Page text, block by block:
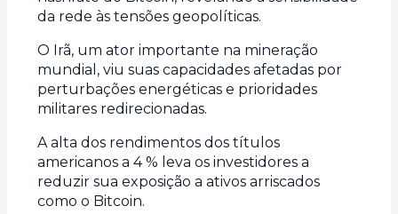
da rede às tensões geopolíticas.
O Irã, um ator importante na mineração
mundial, viu suas capacidades afetadas por
perturbações energéticas e prioridades
militares redirecionadas.
A alta dos rendimentos dos títulos
americanos a 4 % leva os investidores a
reduzir sua exposição a ativos arriscados
como o Bitcoin.